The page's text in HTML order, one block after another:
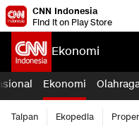
CNN Indonesia
Find it on Play Store
Ekonomi
Ekonomi
Taipan Ekopedia